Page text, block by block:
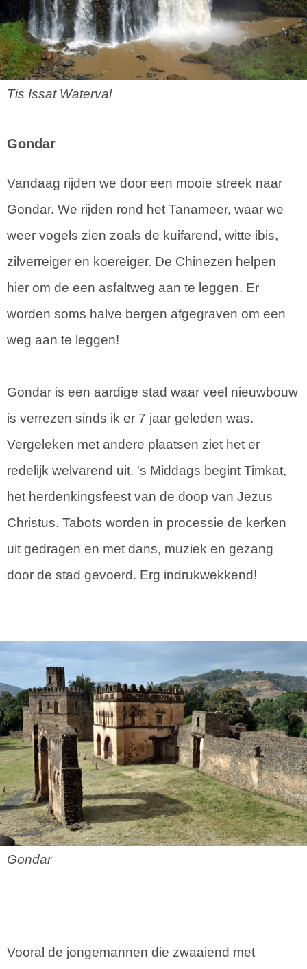
Tis Issat Waterval
Gondar
Vandaag rijden we door een mooie streek naar
Gondar. We rijden rond het Tanameer, waar we
weer vogels zien zoals de kuifarend, witte ibis,
zilverreiger en koereiger. De Chinezen helpen
hier om de een asfaltweg aan te leggen. Er
worden soms halve bergen afgegraven om een
weg aan te leggen!
Gondar is een aardige stad waar veel nieuwbouw
is verrezen sinds ik er 7 jaar geleden was.
Vergeleken met andere plaatsen ziet het er
redelijk welvarend uit. 's Middags begint Timkat,
het herdenkingsfeest van de doop van Jezus
Christus. Tabots worden in processie de kerken
uit gedragen en met dans, muziek en gezang
door de stad gevoerd. Erg indrukwekkend!
Gondar
Vooral de jongemannen die zwaaiend met